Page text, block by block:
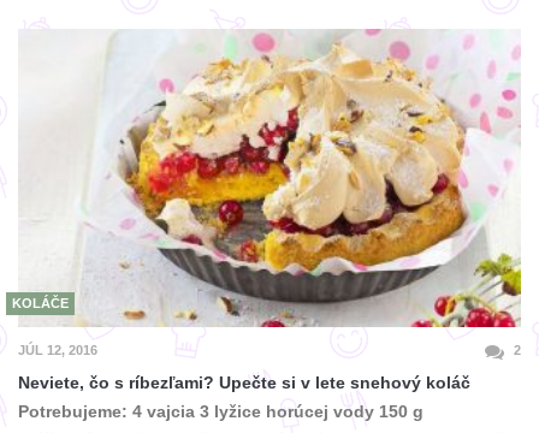
KOLÁČE
JÚL 12, 2016 2
Neviete, čo s ríbezľami? Upečte si v lete snehový koláč
Potrebujeme: 4 vajcia 3 lyžice horúcej vody 150 g